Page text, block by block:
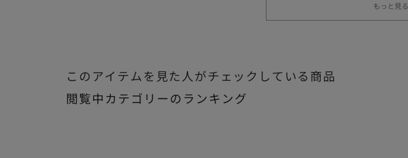
もっと見る
このアイテムを見た人がチェックしている商品
閲覧中カテゴリーのランキング